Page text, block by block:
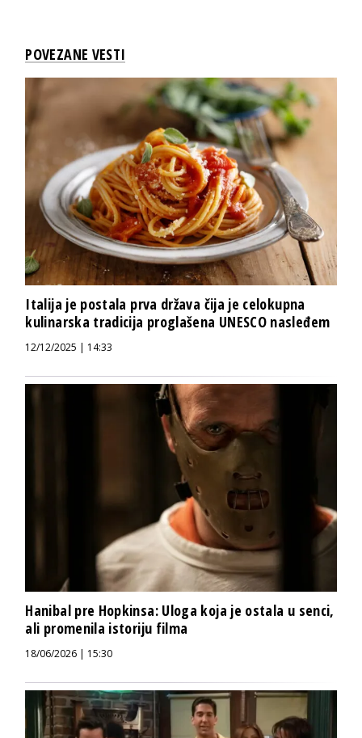
POVEZANE VESTI
Italija je postala prva država čija je celokupna
kulinarska tradicija proglašena UNESCO nasleđem
12/12/2025 | 14:33
Hanibal pre Hopkinsa: Uloga koja je ostala u senci,
ali promenila istoriju filma
18/06/2026 | 15:30